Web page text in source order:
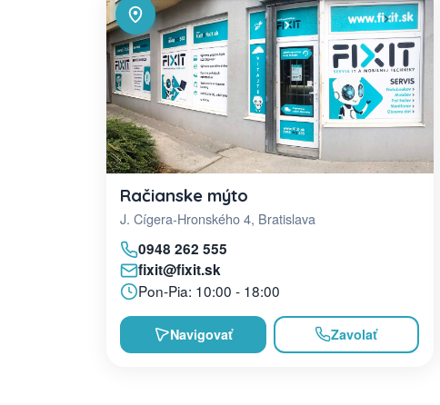
Račianske mýto
J. Cígera-Hronského 4, Bratislava
0948 262 555
fixit@fixit.sk
Pon-Pia: 10:00 - 18:00
Navigovať Zavolať